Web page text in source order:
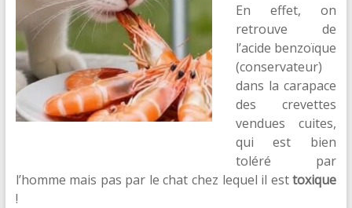
En effet, on
retrouve de
l’acide benzoïque
(conservateur)
dans la carapace
des crevettes
vendues cuites,
qui est bien
toléré par
l’homme mais pas par le chat chez lequel il esttoxique
!